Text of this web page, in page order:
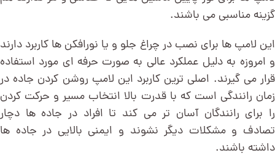
گزینه مناسبی می باشند.
این لامپ ها برای نصب در چراغ جلو و یا نورافکن ها کاربرد دارند
و امروزه به دلیل عملکرد عالی به صورت حرفه ای مورد استفاده
قرار می گیرند. اصلی ترین کاربرد این لامپ روشن کردن جاده در
زمان رانندگی است که با قدرت بالا انتخاب مسیر و حرکت کردن
را برای رانندگان آسان تر می کند تا افراد در جاده ها دچار
تصادف و مشکلات دیگر نشوند و ایمنی بالایی در جاده ها
داشته باشند.